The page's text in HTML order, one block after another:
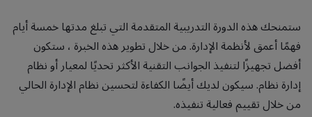
ستمنحك هذه الدورة التدريبية المتقدمة التي تبلغ مدتها خمسة أيام
فهمًا أعمق لأنظمة الإدارة. من خلال تطوير هذه الخبرة ، ستكون
أفضل تجهيزًا لتنفيذ الجوانب التقنية الأكثر تحديًا لمعيار أو نظام
إدارة نظام. سيكون لديك أيضًا الكفاءة لتحسين نظام الإدارة الحالي
من خلال تقييم فعالية تنفيذه.